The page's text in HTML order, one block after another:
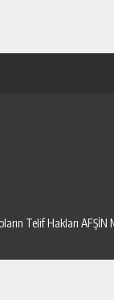
Telif Hakları